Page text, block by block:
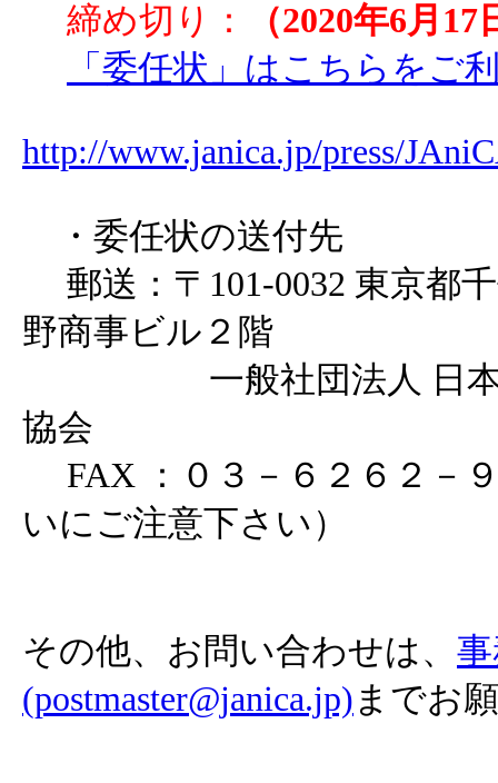
締め切り：
（2020年6月
「委任状」はこちらをご
http://www.janica.jp/press/
・委任状の送付先
郵送：〒101-0032 東京都
野商事ビル２階
一般社団法人 日本ア
協会
FAX ：０３－６２６２－
いにご注意下さい）
その他、お問い合わせは、
(postmaster@janica.jp) までお